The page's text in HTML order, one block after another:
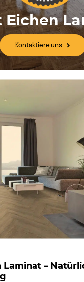
Eichen
Kontaktiere uns
Laminat –